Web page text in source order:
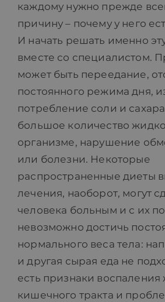
каждому нужно прежде
причину – почему у него
И начать решать именно
вместе со специалистом.
может быть переедание,
постоянного режима дня,
потребление соли и
большое количество
организме, нарушение
или болезни. Некоторые
распространенные диеты
лечения, наоборот, могут
человека больным и с их
невозможно достичь
нормального веса тела:
и другая сырая еда не
есть признаки
кишечного тракта и